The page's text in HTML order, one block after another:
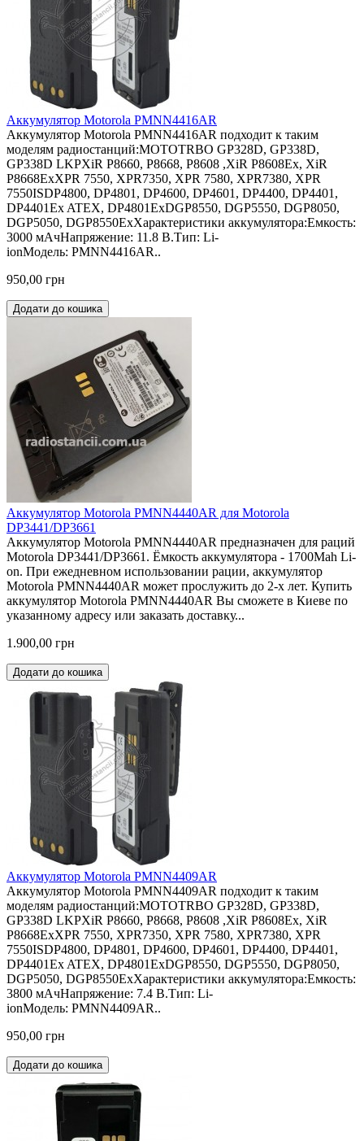
Аккумулятор Motorola PMNN4416AR
Аккумулятор Motorola PMNN4416AR подходит к таким
моделям радиостанций:MOTOTRBO GP328D, GP338D,
GP338D LKPXiR P8660, P8668, P8608 ,XiR P8608Ex, XiR
P8668ExXPR 7550, XPR7350, XPR 7580, XPR7380, XPR
7550ISDP4800, DP4801, DP4600, DP4601, DP4400, DP4401,
DP4401Ex ATEX, DP4801ExDGP8550, DGP5550, DGP8050,
DGP5050, DGP8550ExХарактеристики аккумулятора:Емкость:
3000 мАчНапряжение: 11.8 В.Тип: Li-
ionМодель: PMNN4416AR..
950,00 грн
Додати до кошика
Аккумулятор Motorola PMNN4440AR для Motorola
DP3441/DP3661
Аккумулятор Motorola PMNN4440AR предназначен для раций
Motorola DP3441/DP3661. Ёмкость аккумулятора - 1700Mah Li-
on. При ежедневном использовании рации, аккумулятор
Motorola PMNN4440AR может прослужить до 2-х лет. Купить
аккумулятор Motorola PMNN4440AR Вы сможете в Киеве по
указанному адресу или заказать доставку...
1.900,00 грн
Додати до кошика
Аккумулятор Motorola PMNN4409AR
Аккумулятор Motorola PMNN4409AR подходит к таким
моделям радиостанций:MOTOTRBO GP328D, GP338D,
GP338D LKPXiR P8660, P8668, P8608 ,XiR P8608Ex, XiR
P8668ExXPR 7550, XPR7350, XPR 7580, XPR7380, XPR
7550ISDP4800, DP4801, DP4600, DP4601, DP4400, DP4401,
DP4401Ex ATEX, DP4801ExDGP8550, DGP5550, DGP8050,
DGP5050, DGP8550ExХарактеристики аккумулятора:Емкость:
3800 мАчНапряжение: 7.4 В.Тип: Li-
ionМодель: PMNN4409AR..
950,00 грн
Додати до кошика